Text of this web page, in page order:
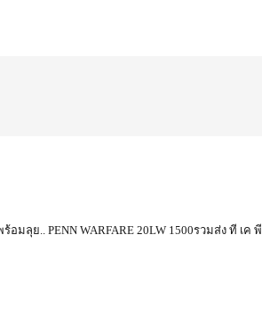
ลุย.. PENN WARFARE 20LW 1500รวมส่ง ที เค พี